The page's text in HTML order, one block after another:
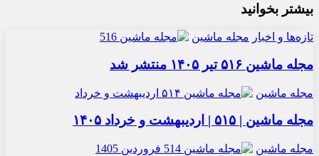
بیشتر بخوانید
تازه‌ها و اخبار مجله ماشین
مجله ماشین ۵۱۶ تیر ۱۴۰۵ منتشر شد
مجله ماشین
مجله ماشین | ۵۱۵ | اردیبهشت و خرداد ۱۴۰۵
مجله ماشین